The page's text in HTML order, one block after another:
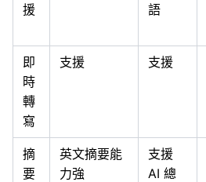
援
語
即
時
轉
寫
支援 支援
摘
要
英文摘要能
力強
支援
AI 總